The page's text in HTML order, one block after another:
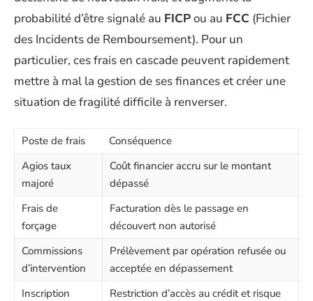
probabilité d’être signalé au FICPou au FCC (Fichier
des Incidents de Remboursement). Pour un
particulier, ces frais en cascade peuvent rapidement
mettre à mal la gestion de ses finances et créer une
situation de fragilité difficile à renverser.
Poste de frais
Conséquence
Agios taux
majoré
Coût financier accru sur le montant
dépassé
Frais de
forçage
Facturation dès le passage en
découvert non autorisé
Commissions
d’intervention
Prélèvement par opération refusée ou
acceptée en dépassement
Inscription
Restriction d’accès au crédit et risque